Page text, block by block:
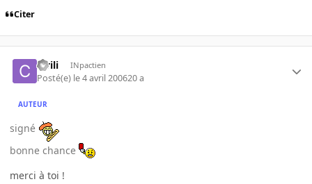
Citer
civili INpactien
Posté(e) le 4 avril 200620 a
AUTEUR
signé
bonne chance
merci à toi !